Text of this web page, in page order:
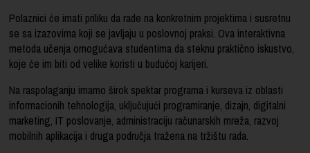
Polaznici će imati priliku da rade na konkretnim projektima i susretnu
se sa izazovima koji se javljaju u poslovnoj praksi. Ova interaktivna
metoda učenja omogućava studentima da steknu praktično iskustvo,
koje će im biti od velike koristi u budućoj karijeri.
Na raspolaganju imamo širok spektar programa i kurseva iz oblasti
informacionih tehnologija, uključujući programiranje, dizajn, digitalni
marketing, IT poslovanje, administraciju računarskih mreža, razvoj
mobilnih aplikacija i druga područja tražena na tržištu rada.